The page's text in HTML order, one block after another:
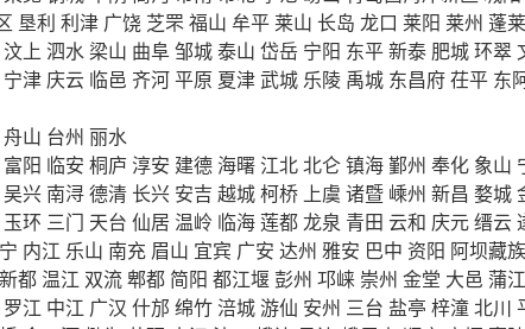
垦利 利津 广饶 芝罘福山 牟平 莱山 长岛 龙口 莱阳 莱州 蓬莱
汶上 泗水 梁山 曲阜邹城泰山 岱岳 宁阳 东平新泰 肥城环翠
宁津 庆云 临邑 齐河平原 夏津武城 乐陵 禹城 东昌府茌平 东
舟山 台州 丽水
富阳 临安 桐庐 淳安 建德 海曙 江北北仑镇海鄞州 奉化 象山
吴兴 南浔德清 长兴 安吉 越城柯桥 上虞 诸暨 嵊州 新昌 婺城
玉环 三门 天台 仙居 温岭 临海莲都龙泉 青田 云和 庆元缙云
内江 乐山 南充 眉山 宜宾 广安 达州 雅安 巴中 资阳 阿坝藏
新都 温江 双流郫都 简阳 都江堰彭州 邛崃 崇州 金堂 大邑 蒲江
罗江 中江 广汉 什邡 绵竹 涪城游仙 安州 三台 盐亭 梓潼北川